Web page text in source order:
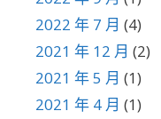
2022 年 7 月 (4)
2021 年 12 月 (2)
2021 年 5 月 (1)
2021 年 4 月 (1)